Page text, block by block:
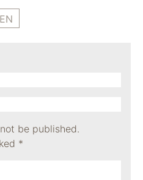
be published.
*